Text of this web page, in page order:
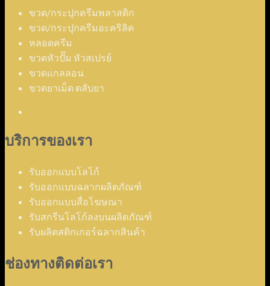
ขวด/กระปุกครีมพลาสติก
ขวด/กระปุกครีมอะคริลิค
หลอดครีม
ขวดหัวปั๊ม หัวสเปรย์
ขวดแกลลอน
ขวดยาเม็ด ตลับยา
บริการของเรา
รับออกแบบโลโก้
รับออกแบบฉลากผลิตภัณฑ์
รับออกแบบสื่อโฆษณา
รับสกรีนโลโก้ลงบนผลิตภัณฑ์
รับผลิตสติกเกอร์ฉลากสินค้า
ช่องทางติดต่อเรา